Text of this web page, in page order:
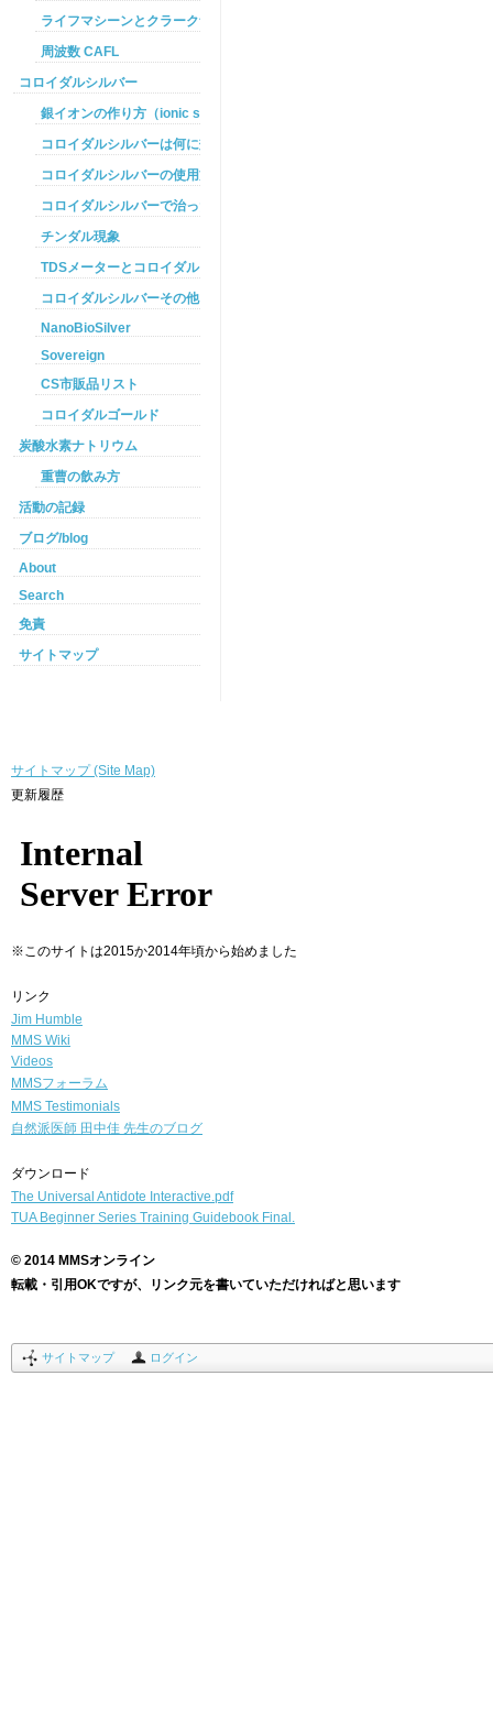
ライフマシーンとクラークザッパーの違い
周波数 CAFL
コロイダルシルバー
銀イオンの作り方（ionic silver ）
コロイダルシルバーは何に効くのか
コロイダルシルバーの使用方法
コロイダルシルバーで治った例
チンダル現象
TDSメーターとコロイダルシルバー
コロイダルシルバーその他
NanoBioSilver
Sovereign
CS市販品リスト
コロイダルゴールド
炭酸水素ナトリウム
重曹の飲み方
活動の記録
ブログ/blog
About
Search
免責
サイトマップ
サイトマップ (Site Map)
更新履歴
※このサイトは2015か2014年頃から始めました
リンク
Jim Humble
MMS Wiki
Videos
MMSフォーラム
MMS Testimonials
自然派医師 田中佳 先生のブログ
ダウンロード
The Universal Antidote Interactive.pdf
TUA Beginner Series Training Guidebook Final.
© 2014 MMSオンライン
転載・引用OKですが、リンク元を書いていただければと思います
サイトマップ ログイン